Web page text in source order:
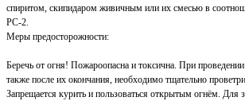
спиритом, скипидаром живичным или их смесью в
РС-2.
Меры предосторожности:
Беречь от огня! Пожароопасна и токсична. При
также после их окончания, необходимо тщательно
Запрещается курить и пользоваться открытым огнём. Для